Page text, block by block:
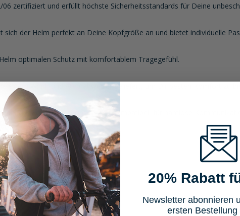
zertifiziert und erfüllt höchste Sicherheitsstandards für Deine
sich der Helm perfekt an Deine Kopfgröße an und bietet individuelle
optimalen Schutz mit komfortablem Tragegefühl.
einem Wind- und Atemabweiser geliefert, um Dir besten Komfort zu
SRL3 Kommunikationssystem kompatibel, für nahtlose
20% Rabatt
Newsletter abonnieren
ersten Bestellung